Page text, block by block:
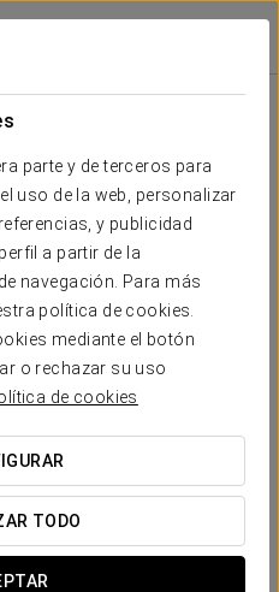
parte y de terceros para
uso de la web, personalizar
y publicidad
a partir de la
navegación. Para más
política de cookies.
mediante el botón
o rechazar su uso
de cookies
TODO
listo para que solo penséis
creado una experiencia
con vuestra pareja.